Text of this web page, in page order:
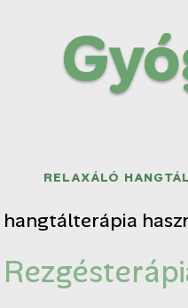
RELAXÁLÓ
hangtálterápia